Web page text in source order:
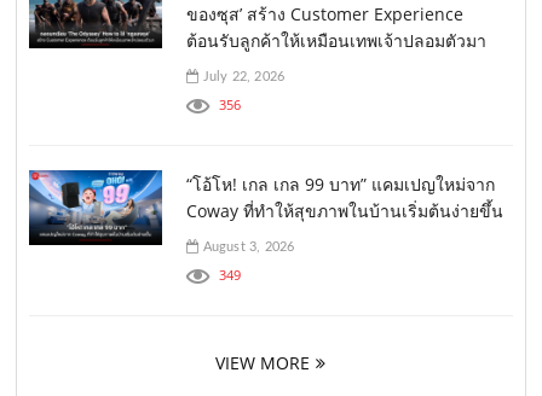
ของซุส’ สร้าง Customer Experience
ต้อนรับลูกค้าให้เหมือนเทพเจ้าปลอมตัวมา
July 22, 2026
356
“โอ้โห! เกล เกล 99 บาท” แคมเปญใหม่จาก
Coway ที่ทำให้สุขภาพในบ้านเริ่มต้นง่ายขึ้น
August 3, 2026
349
VIEW MORE